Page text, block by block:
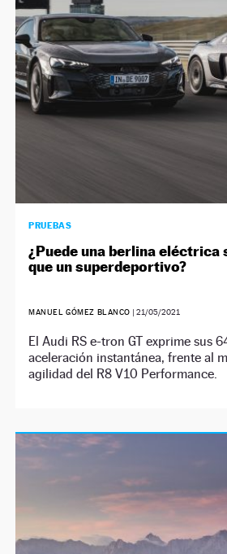
PRUEBAS
¿Puede una berlina eléctrica
que un superdeportivo?
MANUEL GÓMEZ BLANCO |21/05/2021
El Audi RS e-tron GT exprime sus
aceleración instantánea, frente al
agilidad del R8 V10 Performance.